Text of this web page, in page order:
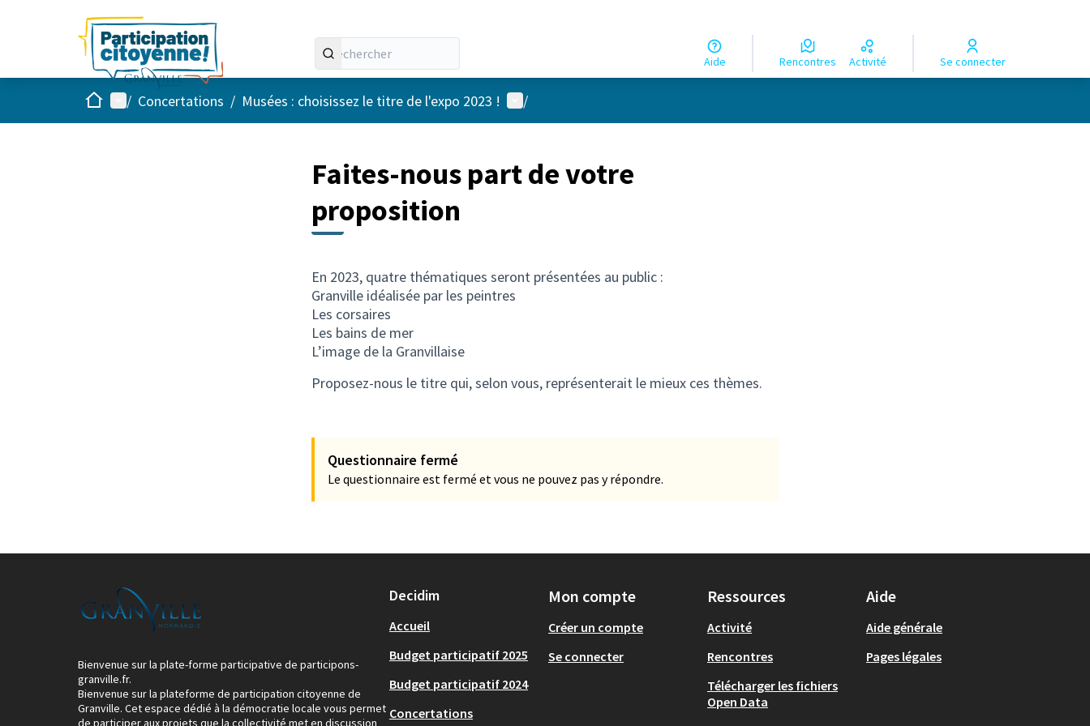
Aide Rencontres Activité Se connecter
AccueilMenu principal
/ Concertations / Musées : choisissez le titre de l'expo 2023 ! Menu utilisateur
/
Faites-nous part de votre
proposition
En 2023, quatre thématiques seront présentées au public :
Granville idéalisée par les peintres
Les corsaires
Les bains de mer
L’image de la Granvillaise
Proposez-nous le titre qui, selon vous, représenterait le mieux ces thèmes.
Questionnaire fermé
Le questionnaire est fermé et vous ne pouvez pas y répondre.
Bienvenue sur la plate-forme participative de participons-
granville.fr.
Bienvenue sur la plateforme de participation citoyenne de
Granville. Cet espace dédié à la démocratie locale vous permet
de participer aux projets que la collectivité met en discussion
Decidim
Accueil
Budget participatif 2025
Budget participatif 2024
Concertations
Mon compte
Créer un compte
Se connecter
Ressources
Activité
Rencontres
Télécharger les fichiers
Open Data
Aide
Aide générale
Pages légales